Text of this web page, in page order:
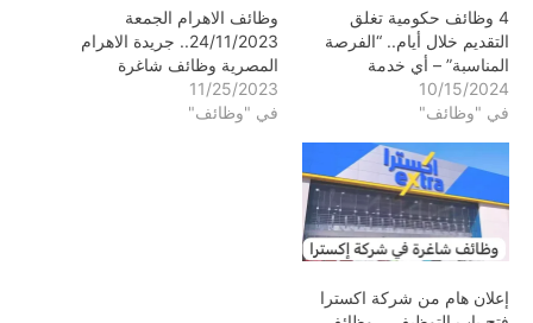
4 وظائف حكومية تغلق
التقديم خلال أيام.. “الفرصة
المناسبة” – أي خدمة
10/15/2024
في "وظائف"
وظائف الاهرام الجمعة
24/11/2023.. جريدة الاهرام
المصرية وظائف شاغرة
11/25/2023
في "وظائف"
إعلان هام من شركة اكسترا